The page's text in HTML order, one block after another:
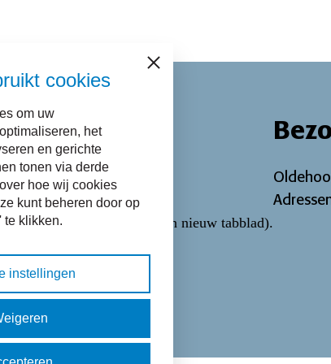
14 058
hetContactformulier
via06-43365223 (opent in nieuw tabblad).
pictogram: bekijk onze Facebook pagina
pictogram: bekijk onze Twitter pagina
cookies
om uw
het
en gerichte
tonen via derde
hoe wij cookies
kunt beheren door op
te klikken.
Sluiten
instellingen